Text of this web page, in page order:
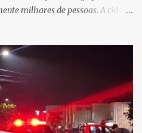
milhares de pessoas. A cidade
cidades do entorno,
da gestão sobre
Nos últimos anos, o Governo
destinados ao fortalecimento
hospitalar e da
Entretanto, em um cenário